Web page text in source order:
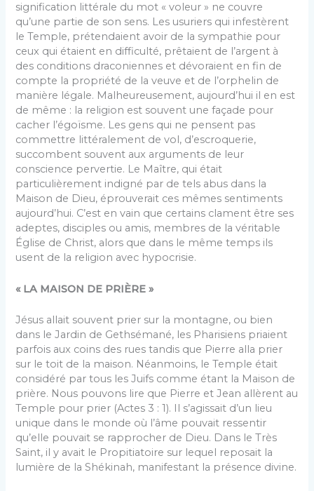
signification littérale du mot « voleur » ne couvre
qu’une partie de son sens. Les usuriers qui infestèrent
le Temple, prétendaient avoir de la sympathie pour
ceux qui étaient en difficulté, prêtaient de l’argent à
des conditions draconiennes et dévoraient en fin de
compte la propriété de la veuve et de l’orphelin de
manière légale. Malheureusement, aujourd’hui il en est
de même : la religion est souvent une façade pour
cacher l’égoïsme. Les gens qui ne pensent pas
commettre littéralement de vol, d’escroquerie,
succombent souvent aux arguments de leur
conscience pervertie. Le Maître, qui était
particulièrement indigné par de tels abus dans la
Maison de Dieu, éprouverait ces mêmes sentiments
aujourd’hui. C’est en vain que certains clament être ses
adeptes, disciples ou amis, membres de la véritable
Église de Christ, alors que dans le même temps ils
usent de la religion avec hypocrisie.
« LA MAISON DE PRIÈRE »
Jésus allait souvent prier sur la montagne, ou bien
dans le Jardin de Gethsémané, les Pharisiens priaient
parfois aux coins des rues tandis que Pierre alla prier
sur le toit de la maison. Néanmoins, le Temple était
considéré par tous les Juifs comme étant la Maison de
prière. Nous pouvons lire que Pierre et Jean allèrent au
Temple pour prier (Actes 3 : 1). Il s’agissait d’un lieu
unique dans le monde où l’âme pouvait ressentir
qu’elle pouvait se rapprocher de Dieu. Dans le Très
Saint, il y avait le Propitiatoire sur lequel reposait la
lumière de la Shékinah, manifestant la présence divine.